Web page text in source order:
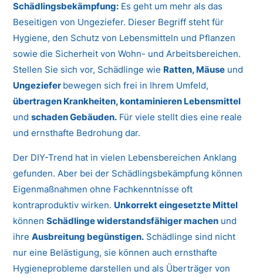
Schädlingsbekämpfung: Es geht um mehr als das
Beseitigen von Ungeziefer. Dieser Begriff steht für
Hygiene, den Schutz von Lebensmitteln und Pflanzen
sowie die Sicherheit von Wohn- und Arbeitsbereichen.
Stellen Sie sich vor, Schädlinge wie Ratten, Mäuse und
Ungeziefer bewegen sich frei in Ihrem Umfeld,
übertragen Krankheiten, kontaminieren Lebensmittel
undschaden Gebäuden. Für viele stellt dies eine reale
und ernsthafte Bedrohung dar.
Der DIY-Trend hat in vielen Lebensbereichen Anklang
gefunden. Aber bei der Schädlingsbekämpfung können
Eigenmaßnahmen ohne Fachkenntnisse oft
kontraproduktiv wirken. Unkorrekt eingesetzte Mittel
könnenSchädlinge widerstandsfähiger machen und
ihreAusbreitung begünstigen. Schädlinge sind nicht
nur eine Belästigung, sie können auch ernsthafte
Hygieneprobleme darstellen und als Überträger von